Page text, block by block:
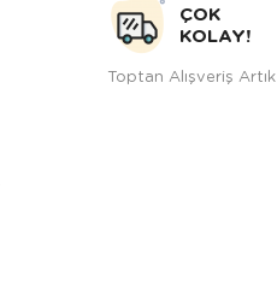
ÇOK
KOLAY!
Toptan Alışveriş Artık